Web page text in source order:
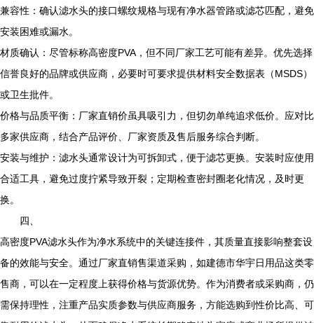
兼容性：确认滤水头的接口螺纹规格与现有净水器管路或滤芯匹配，避免
安装困难或漏水。
材质确认：尽管标称高密度PVA，但不同厂家工艺可能有差异。优先选择
信誉良好的品牌或供应商，必要时可要求提供材料安全数据表（MSDS）
或卫生批件。
价格与品质平衡：厂家直销价虽具吸引力，但切勿单纯追求低价。应对比
多家供应商，结合产品评价、厂家资质及售后服务综合判断。
安装与维护：滤水头通常设计为可拆卸式，便于滤芯更换。安装时应使用
合适工具，避免过度拧紧导致开裂；定期检查密封圈老化情况，及时更
换。
四、
高密度PVA滤水头作为净水系统中的关键连接件，其质量直接影响整套设
备的效能与安全。通过厂家直销售渠道采购，如建德市华宇日用品这类零
售商，可以在一定程度上获得价格与货源优势。作为消费者或采购商，仍
需保持理性，注重产品实质参数与供应商服务，方能选购到性价比高、可